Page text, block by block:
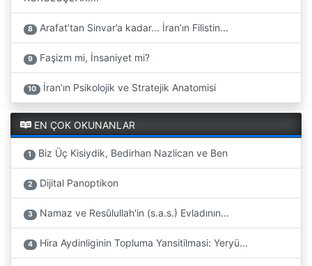
8 Arafat’tan Sinvar’a kadar... İran’ın Filistin...
9 Faşizm mi, İnsaniyet mi?
10 İran’ın Psikolojik ve Stratejik Anatomisi
EN ÇOK OKUNANLAR
1 Biz Üç Kisiydik, Bedirhan Nazlican ve Ben
2 Dijital Panoptikon
3 Namaz ve Resûlullah'in (s.a.s.) Evladının...
4 Hira Aydinliginin Topluma Yansitilmasi: Yeryü...